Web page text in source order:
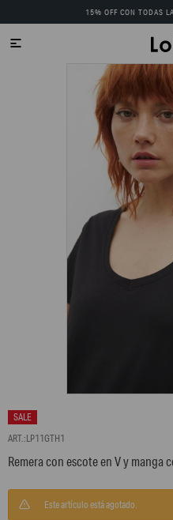
15% OFF CON TODAS

LP11GTH1
Remera con escote en V y manga
Este artículo está agotado.